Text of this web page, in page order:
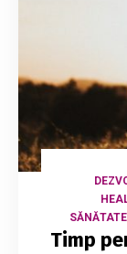
Timp